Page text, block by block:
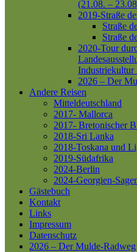
(21.08. –
2019-Straße
Straße
Straße
2020-Tour
Industriekultur
2026 – Der
Andere Reisen
Mitteldeutschland
2017- Mallorca
2017- Bretonischer
2018-Sri Lanka
2018-Toskana und
2019-Südafrika
2024-Berlin
2024-Georgien-
Gästebuch
Kontakt
Links
Impressum
Datenschutz
2026 – Der Mulde-Radweg